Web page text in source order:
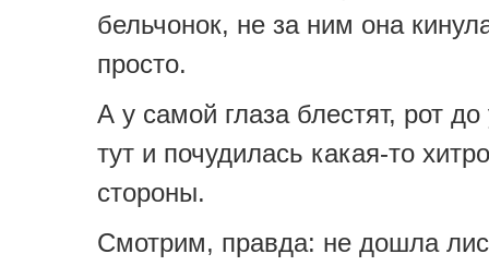
бельчонок, не за ним она
просто.
А у самой глаза блестят, рот
тут и почудилась какая-то
стороны.
Смотрим, правда: не дошла